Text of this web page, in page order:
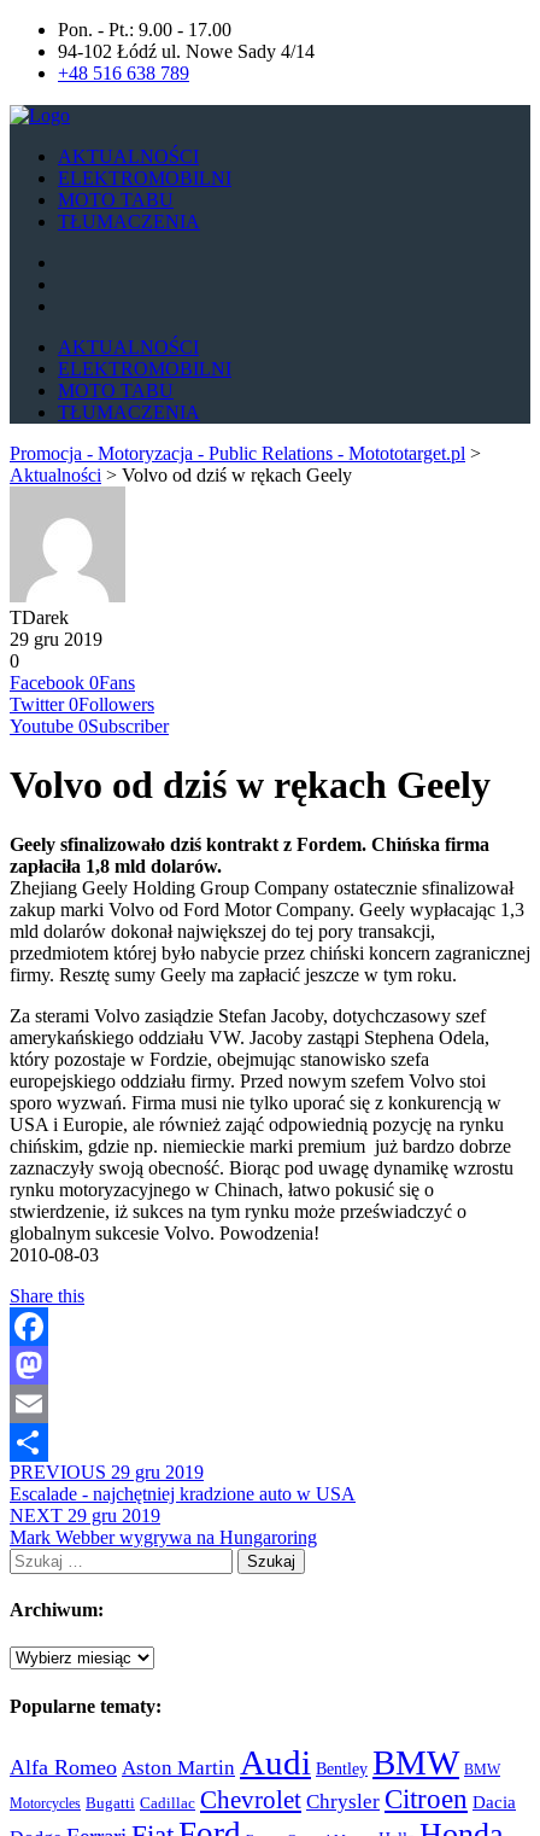
Pon. - Pt.: 9.00 - 17.00
94-102 Łódź ul. Nowe Sady 4/14
+48 516 638 789
AKTUALNOŚCI
ELEKTROMOBILNI
MOTO TABU
TŁUMACZENIA
AKTUALNOŚCI
ELEKTROMOBILNI
MOTO TABU
TŁUMACZENIA
Promocja - Motoryzacja - Public Relations - Motototarget.pl >
Aktualności > Volvo od dziś w rękach Geely
TDarek
29 gru 2019
0
Facebook 0Fans
Twitter 0Followers
Youtube 0Subscriber
Volvo od dziś w rękach Geely
Geely sfinalizowało dziś kontrakt z Fordem. Chińska firma
zapłaciła 1,8 mld dolarów.
Zhejiang Geely Holding Group Company ostatecznie sfinalizował
zakup marki Volvo od Ford Motor Company. Geely wypłacając 1,3
mld dolarów dokonał największej do tej pory transakcji,
przedmiotem której było nabycie przez chiński koncern zagranicznej
firmy. Resztę sumy Geely ma zapłacić jeszcze w tym roku.
Za sterami Volvo zasiądzie Stefan Jacoby, dotychczasowy szef
amerykańskiego oddziału VW. Jacoby zastąpi Stephena Odela,
który pozostaje w Fordzie, obejmując stanowisko szefa
europejskiego oddziału firmy. Przed nowym szefem Volvo stoi
sporo wyzwań. Firma musi nie tylko uporać się z konkurencją w
USA i Europie, ale również zająć odpowiednią pozycję na rynku
chińskim, gdzie np. niemieckie marki premium już bardzo dobrze
zaznaczyły swoją obecność. Biorąc pod uwagę dynamikę wzrostu
rynku motoryzacyjnego w Chinach, łatwo pokusić się o
stwierdzenie, iż sukces na tym rynku może przeświadczyć o
globalnym sukcesie Volvo. Powodzenia!
2010-08-03
Share this
Facebook
Mastodon
Email
Share
PREVIOUS 29 gru 2019
Escalade - najchętniej kradzione auto w USA
NEXT 29 gru 2019
Mark Webber wygrywa na Hungaroring
Szukaj:
Archiwum:
Archiwum:
Popularne tematy:
Alfa Romeo Aston Martin Audi Bentley BMW BMW
Motorcycles Bugatti Cadillac Chevrolet Chrysler Citroen Dacia